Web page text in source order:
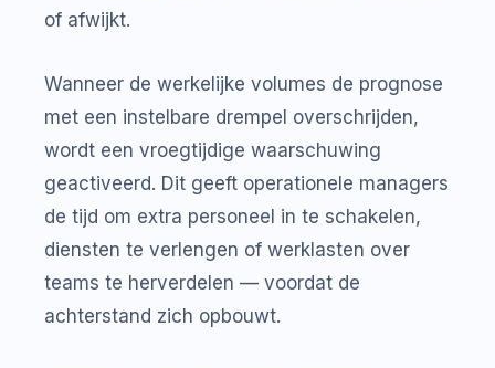
of afwijkt.
Wanneer de werkelijke volumes de prognose
met een instelbare drempel overschrijden,
wordt een vroegtijdige waarschuwing
geactiveerd. Dit geeft operationele managers
de tijd om extra personeel in te schakelen,
diensten te verlengen of werklasten over
teams te herverdelen — voordat de
achterstand zich opbouwt.